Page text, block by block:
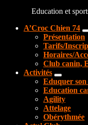
Education et
A’Croc Chien 74
Présentation
Tarifs/
Horaires/
Club canin,
Activités
Eduquer
Education
Agility
Attelage
Obérythmée